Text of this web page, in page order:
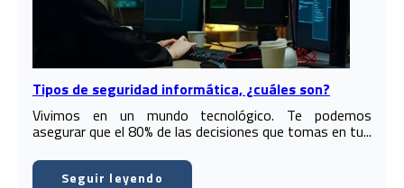
Tipos de seguridad informática, ¿cuáles son?
Vivimos en un mundo tecnológico. Te podemos
asegurar que el 80% de las decisiones que tomas en tu...
Seguir leyendo